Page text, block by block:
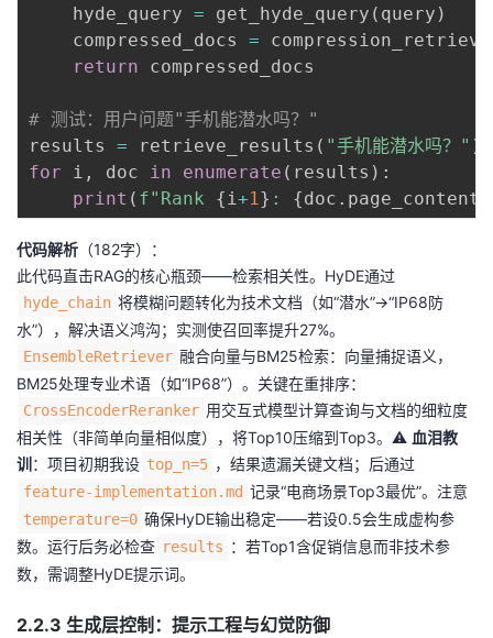
    hyde_query
= get_hyde_query ( query )
    compressed_docs
=
return compressed_docs
# 测试：用户问题"手机能潜水吗？"
results = retrieve_results ( "手机能潜水吗？" )
for i , doc in enumerate ( results ) :
print ( f"Rank {i+1} : {doc . page_content
代码解析 （182字）：
此代码直击RAG的核心瓶颈——检索相关性。HyDE通过
hyde_chain 将模糊问题转化为技术文档（如“潜水”→“IP68防
水”），解决语义鸿沟；实测使召回率提升27%。
EnsembleRetriever 融合向量与BM25检索：向量捕捉语义，
BM25处理专业术语（如“IP68”）。关键在重排序：
CrossEncoderReranker 用交互式模型计算查询与文档的细粒度
相关性（非简单向量相似度），将Top10压缩到Top3。⚠️ 血泪教
训 ：项目初期我设 top_n=5 ，结果遗漏关键文档；后通过
feature-implementation.md 记录“电商场景Top3最优”。注意
temperature=0 确保HyDE输出稳定——若设0.5会生成虚构参
数。运行后务必检查 results ：若Top1含促销信息而非技术参
数，需调整HyDE提示词。
2.2.3 生成层控制：提示工程与幻觉防御